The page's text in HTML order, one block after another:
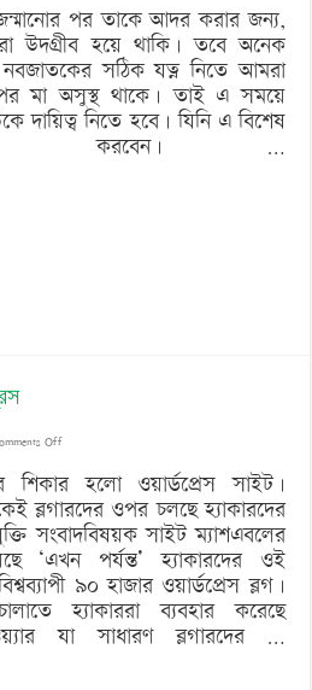
সবার
ভালোবাসায়
বেড়ে
উঠুক
পর তাকে আদর করার জন্য,
উদগ্রীব হয়ে থাকি। তবে অনেক
সঠিক যত্ন নিতে আমরা
মা অসুস্থ থাকে। তাই এ সময়ে
দায়িত্ব নিতে হবে। যিনি এ বিশেষ
করবেন। …
Offon
সাইবার
আক্রমণে
ওয়ার্ডপ্রেস
শিকার হলো ওয়ার্ডপ্রেস সাইট।
ব্লগারদের ওপর চলছে হ্যাকারদের
সংবাদবিষয়ক সাইট ম্যাশএবলের
‘এখন পর্যন্ত’ হ্যাকারদের ওই
৯০ হাজার ওয়ার্ডপ্রেস ব্লগ।
হ্যাকাররা ব্যবহার করেছে
যা সাধারণ ব্লগারদের …